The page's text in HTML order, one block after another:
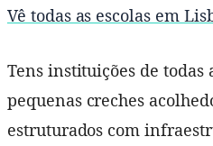
Vê todas as escolas em
Tens instituições de todas
pequenas creches
estruturados com